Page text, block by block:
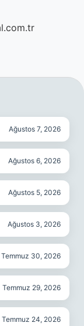
Ağustos 7, 2026
Ağustos 6, 2026
Ağustos 5, 2026
Ağustos 3, 2026
Temmuz 30, 2026
Temmuz 29, 2026
Temmuz 24, 2026